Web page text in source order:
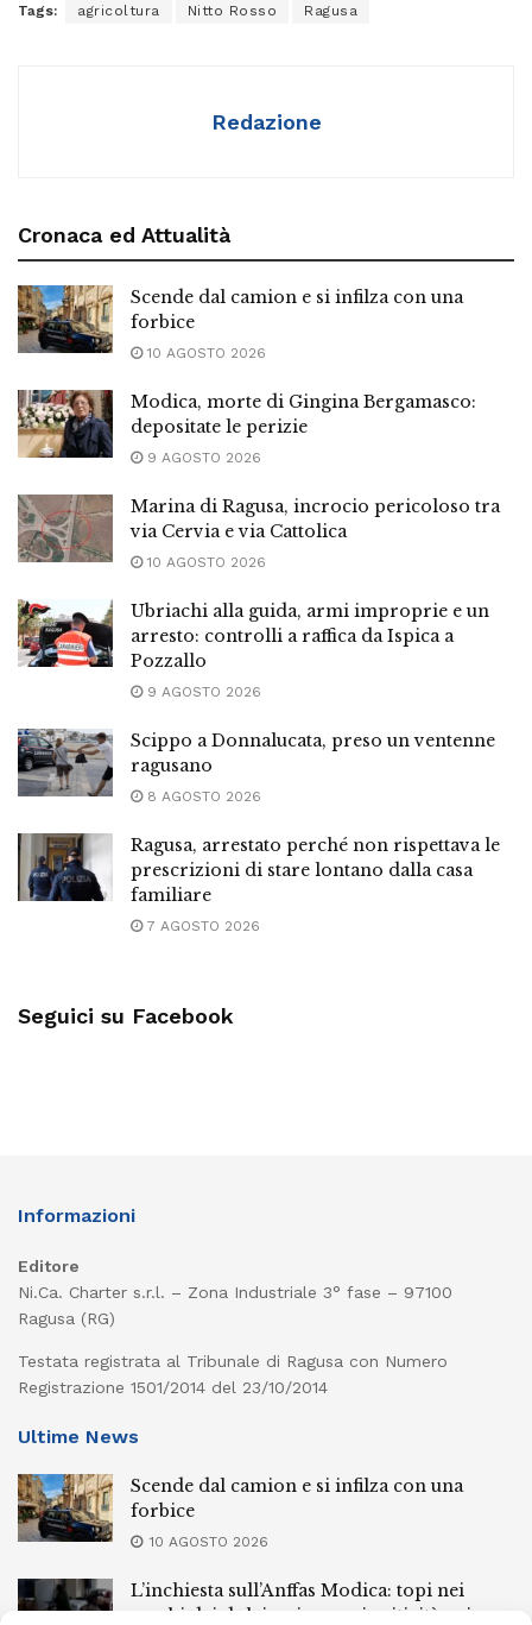
Tags: agricoltura Nitto Rosso Ragusa
Redazione
Cronaca ed Attualità
Scende dal camion e si infilza con una
forbice
10 AGOSTO 2026
Modica, morte di Gingina Bergamasco:
depositate le perizie
9 AGOSTO 2026
Marina di Ragusa, incrocio pericoloso tra
via Cervia e via Cattolica
10 AGOSTO 2026
Ubriachi alla guida, armi improprie e un
arresto: controlli a raffica da Ispica a
Pozzallo
9 AGOSTO 2026
Scippo a Donnalucata, preso un ventenne
ragusano
8 AGOSTO 2026
Ragusa, arrestato perché non rispettava le
prescrizioni di stare lontano dalla casa
familiare
7 AGOSTO 2026
Seguici su Facebook
Informazioni
Editore
Ni.Ca. Charter s.r.l. – Zona Industriale 3° fase – 97100
Ragusa (RG)
Testata registrata al Tribunale di Ragusa con Numero
Registrazione 1501/2014 del 23/10/2014
Ultime News
Scende dal camion e si infilza con una
forbice
10 AGOSTO 2026
L’inchiesta sull’Anffas Modica: topi nei
sacchi dei dolciumi e gravi criticità nei